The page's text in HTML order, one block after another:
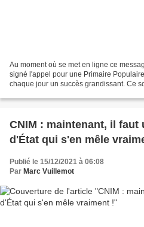
Au moment où se met en ligne ce
signé l'appel pour une Primaire
chaque jour un succès grandissant. Ce
CNIM : maintenant, il faut
d'État qui s'en mêle
Publié le 15/12/2021 à 06:08
Par Marc Vuillemot